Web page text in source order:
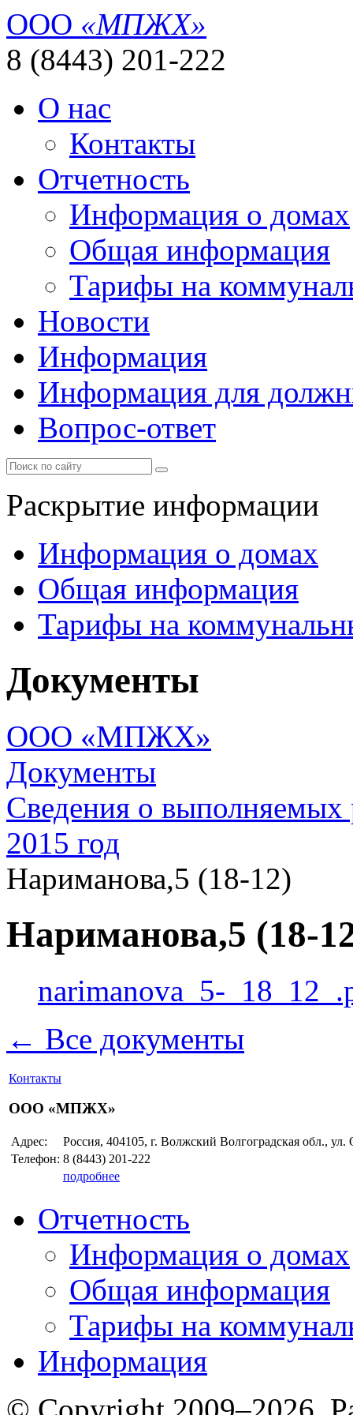
ООО «МПЖХ»
8 (8443) 201-222
О нас
Контакты
Отчетность
Информация о домах
Общая информация
Тарифы на
Новости
Информация
Информация для
Вопрос-ответ
Раскрытие информации
Информация о домах
Общая информация
Тарифы на
Документы
ООО «МПЖХ»
Документы
Сведения о выполняемых
2015 год
Нариманова,5 (18-12)
Нариманова,5 (18-
narimanova_5-
← Все документы
Контакты
ООО «МПЖХ»
Адрес:
Россия, 404105, г. Волжский Волгоградская обл., ул.
Телефон: 8 (8443) 201-222
подробнее
Отчетность
Информация о домах
Общая информация
Тарифы на
Информация